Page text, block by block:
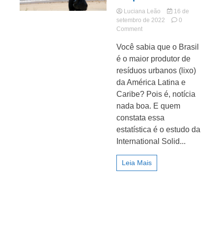
Luciana Leão
16 de
setembro de 2022
0
Commenton
mundial
limpeza
mobiliza
voluntários
em
Você sabia que o Brasil
é o maior produtor de
resíduos urbanos (lixo)
da América Latina e
Caribe? Pois é, notícia
nada boa. E quem
constata essa
estatística é o estudo da
International Solid...
Leia Mais